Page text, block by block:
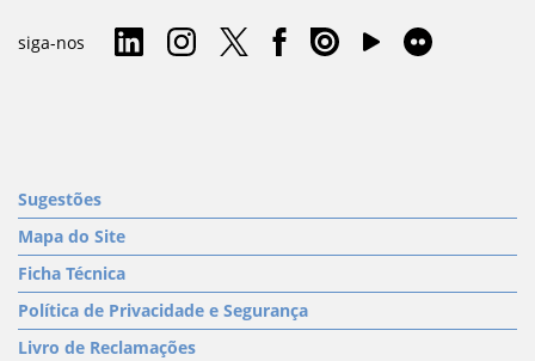
siga-nos
Sugestões
Mapa do Site
Ficha Técnica
Política de Privacidade e Segurança
Livro de Reclamações